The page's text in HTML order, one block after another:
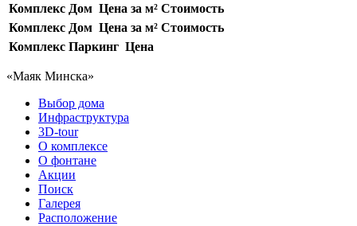
Комплекс Дом Цена за м² Стоимость
Комплекс Дом Цена за м² Стоимость
Комплекс Паркинг Цена
«Маяк Минска»
Выбор дома
Инфраструктура
3D-tour
О комплексе
О фонтане
Акции
Поиск
Галерея
Расположение